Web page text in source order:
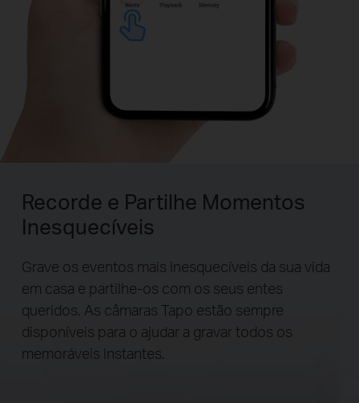
Recorde e Partilhe Momentos
Inesquecíveis
Grave os eventos mais inesquecíveis da sua vida
em casa e partilhe-os com os seus entes
queridos. As câmaras Tapo estão sempre
disponíveis para o ajudar a gravar todos os
memoráveis instantes.